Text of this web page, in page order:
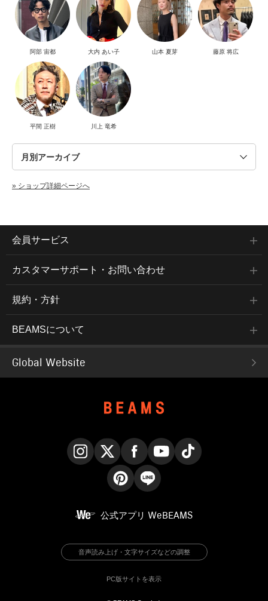
阿部 宙都 大内 あい子 山本 夏芽 藤原 将広
平間 正樹 川上 竜希
» ショップ詳細ページへ
会員サービス
カスタマーサポート・お問い合わせ
規約・方針
BEAMSについて
Global Website
公式アプリ WeBEAMS
音声読み上げ・文字サイズなどの調整
PC版サイトを表示